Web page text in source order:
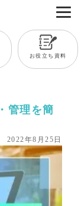
お役立ち資料
管理を簡
2022年8月25日